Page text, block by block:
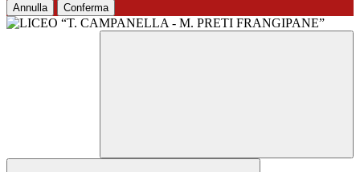
Annulla Conferma